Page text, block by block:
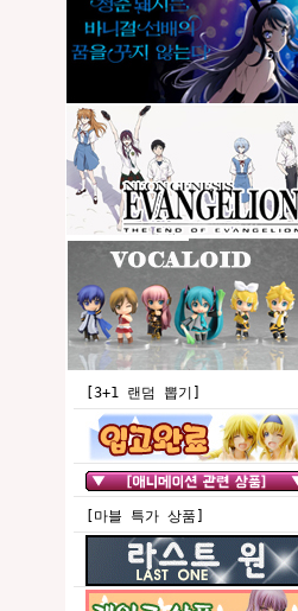
[3+1 랜덤 뽑기]
[마블 특가 상품]